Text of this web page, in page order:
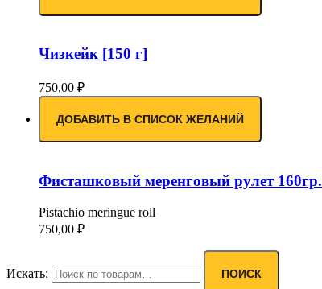
Чизкейк [150 г]
750,00 ₽
ДОБАВИТЬ В СПИСОК ЖЕЛАНИЙ
Фисташковый меренговый рулет 160гр.
Pistachio meringue roll
750,00 ₽
Искать: ПОИСК